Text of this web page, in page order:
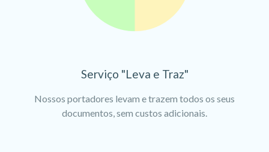
Serviço "Leva e Traz"
Nossos portadores levam e trazem todos os seus
documentos, sem custos adicionais.